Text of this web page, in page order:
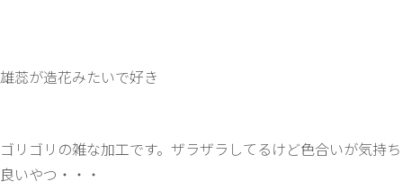
雄蕊が造花みたいで好き
ゴリゴリの雑な加工です。ザラザラしてるけど色合いが気持ち
良いやつ・・・